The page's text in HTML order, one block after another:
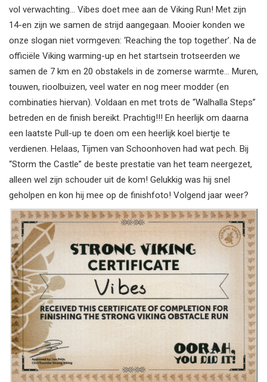
vol verwachting… Vibes doet mee aan de Viking Run! Met zijn
14-en zijn we samen de strijd aangegaan. Mooier konden we
onze slogan niet vormgeven: ‘Reaching the top together’. Na de
officiële Viking warming-up en het startsein trotseerden we
samen de 7 km en 20 obstakels in de zomerse warmte… Muren,
touwen, rioolbuizen, veel water en nog meer modder (en
combinaties hiervan). Voldaan en met trots de “Walhalla Steps”
betreden en de finish bereikt. Prachtig!!! En heerlijk om daarna
een laatste Pull-up te doen om een heerlijk koel biertje te
verdienen. Helaas, Tijmen van Schoonhoven had wat pech. Bij
“Storm the Castle” de beste prestatie van het team neergezet,
alleen wel zijn schouder uit de kom! Gelukkig was hij snel
geholpen en kon hij mee op de finishfoto! Volgend jaar weer?